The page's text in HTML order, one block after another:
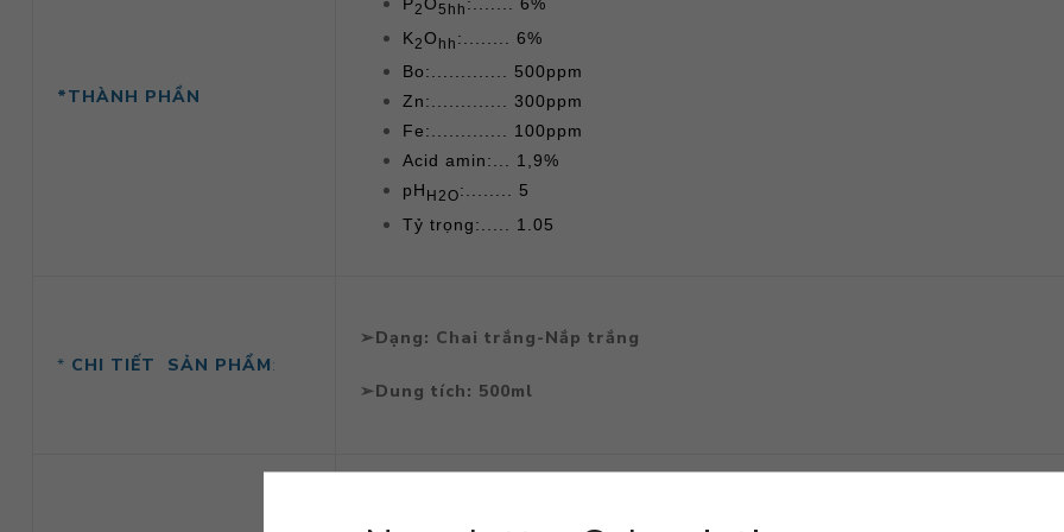
*THÀNH PHẦN
2 5hh
K 2O hh :........ 6%
Bo:............. 500ppm
Zn:............. 300ppm
Fe:............. 100ppm
Acid amin:... 1,9%
pH H2O:........ 5
Tỷ trọng:..... 1.05
* CHI TIẾT SẢN PHẨM:
➢Dạng: Chai trắng-Nắp trắng
➢Dung tích: 500ml
là loại phân bón, được
từ Hàn Quốc, sẽ mang lại hiệu quả cao sau khi sử dụng, giúp cây trồng